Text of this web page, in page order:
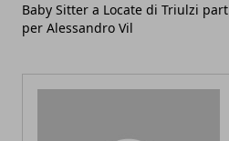
Baby Sitter a Locate di Triulzi
per Alessandro Vil